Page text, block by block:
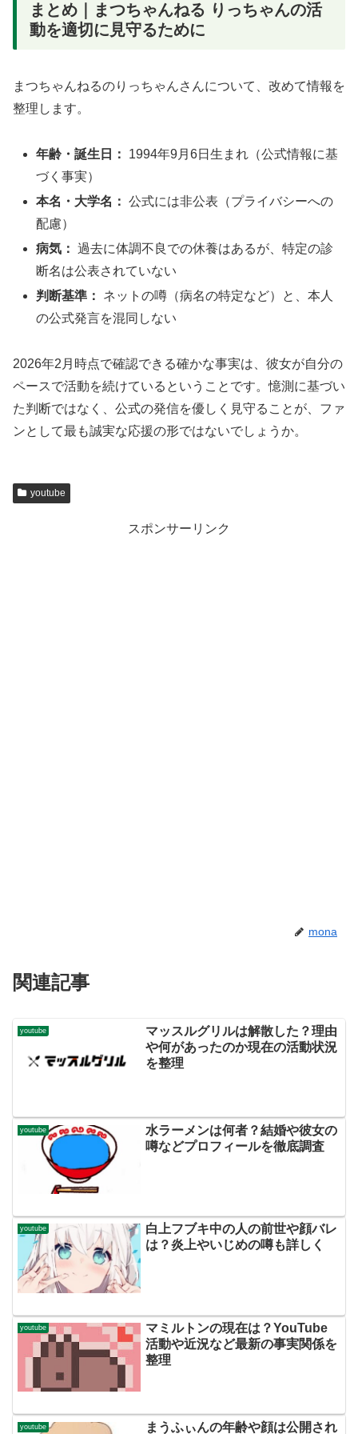
まとめ｜まつちゃんねる りっちゃんの活
動を適切に見守るために
まつちゃんねるのりっちゃんさんについて、改めて情報を
整理します。
年齢・誕生日：
1994年9月6日生まれ（公式情報に基
づく事実）
本名・大学名： 公式には非公表（プライバシーへの
配慮）
病気： 過去に体調不良での休養はあるが、特定の診
断名は公表されていない
判断基準：
ネットの噂（病名の特定など）と、本人
の公式発言を混同しない
2026年2月時点で確認できる確かな事実は、彼女が自分の
ペースで活動を続けているということです。憶測に基づい
た判断ではなく、公式の発信を優しく見守ることが、ファ
ンとして最も誠実な応援の形ではないでしょうか。
youtube
スポンサーリンク
mona
関連記事
youtube
マッスルグリルは解散した？理由
や何があったのか現在の活動状況
を整理
youtube
水ラーメンは何者？結婚や彼女の
噂などプロフィールを徹底調査
youtube
白上フブキ中の人の前世や顔バレ
は？炎上やいじめの噂も詳しく
youtube
マミルトンの現在は？YouTube
活動や近況など最新の事実関係を
整理
youtube まうふぃんの年齢や顔は公開され